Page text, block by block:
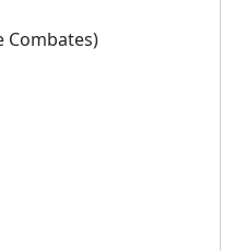
Combates)